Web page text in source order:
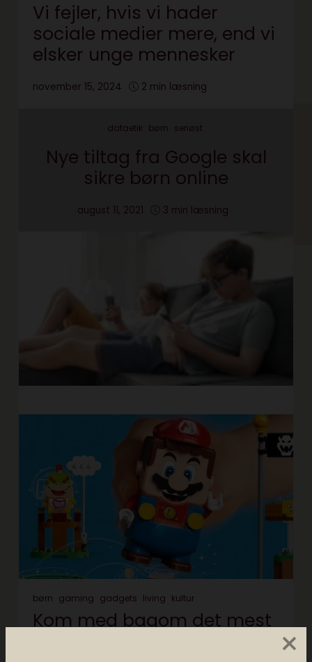
×
Vi fejler, hvis vi hader
sociale medier mere, end vi
elsker unge mennesker
november 15, 2024 2 min læsning
dataetik børn seriøst
Nye tiltag fra Google skal
sikre børn online
august 11, 2021 3 min læsning
børn gaming gadgets living kultur
Kom med bagom det mest